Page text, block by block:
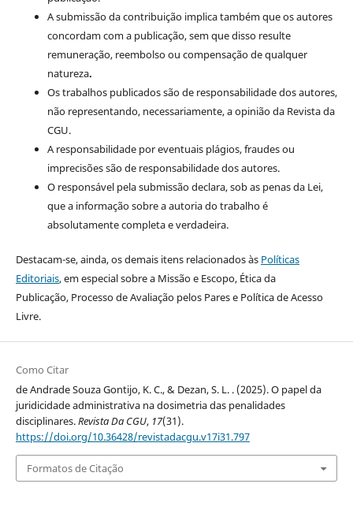
A submissão da contribuição implica também que os autores
concordam com a publicação, sem que disso resulte
remuneração, reembolso ou compensação de qualquer
natureza.
Os trabalhos publicados são de responsabilidade dos autores,
não representando, necessariamente, a opinião da Revista da
CGU.
A responsabilidade por eventuais plágios, fraudes ou
imprecisões são de responsabilidade dos autores.
O responsável pela submissão declara, sob as penas da Lei,
que a informação sobre a autoria do trabalho é
absolutamente completa e verdadeira.
Destacam-se, ainda, os demais itens relacionados às Políticas
Editoriais, em especial sobre a Missão e Escopo, Ética da
Publicação, Processo de Avaliação pelos Pares e Política de Acesso
Livre.
Como Citar
de Andrade Souza Gontijo, K. C., & Dezan, S. L. . (2025). O papel da
juridicidade administrativa na dosimetria das penalidades
disciplinares.Revista Da CGU, 17(31).
https://doi.org/10.36428/revistadacgu.v17i31.797
Formatos de Citação